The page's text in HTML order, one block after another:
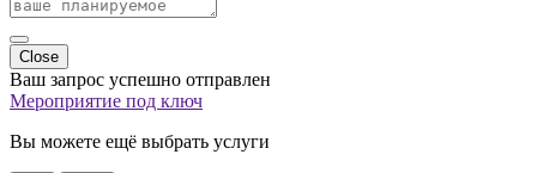
Close
Ваш запрос успешно отправлен
Мероприятие под ключ
Вы можете ещё выбрать услуги